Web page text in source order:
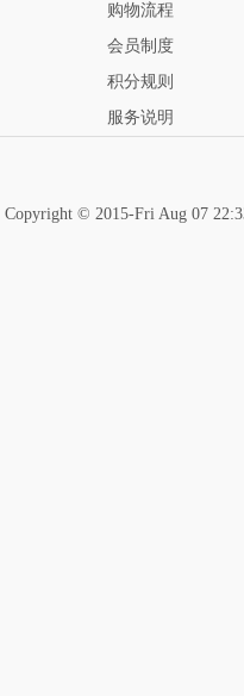
购物流程
会员制度
积分规则
服务说明
Copyright © 2015-Fri Aug 07